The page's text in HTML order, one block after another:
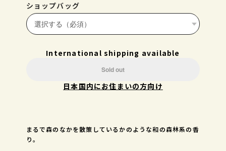
ショップバッグ
International shipping available
Sold out
日本国内にお住まいの方向け
まるで森のなかを散策しているかのような和の森林系の香
り。